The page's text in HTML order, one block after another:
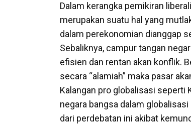
Dalam kerangka pemikiran
merupakan suatu hal yang
dalam perekonomian dianggap
Sebaliknya, campur tangan
efisien dan rentan akan konflik.
secara “alamiah” maka pasar
Kalangan pro globalisasi seperti
negara bangsa dalam
dari perdebatan ini akibat